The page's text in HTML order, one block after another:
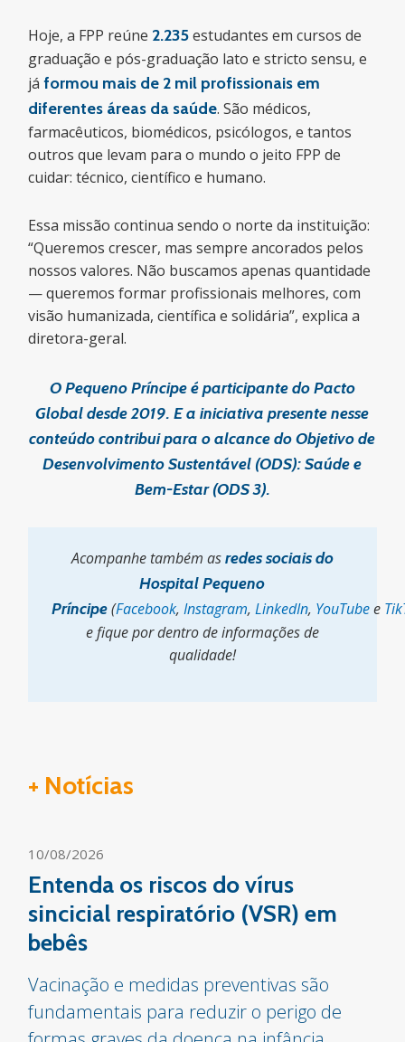
Hoje, a FPP reúne 2.235estudantes em cursos de
graduação e pós-graduação lato e stricto sensu, e
jáformou mais de 2 mil profissionais em
diferentes áreas da saúde. São médicos,
farmacêuticos, biomédicos, psicólogos, e tantos
outros que levam para o mundo o jeito FPP de
cuidar: técnico, científico e humano.
Essa missão continua sendo o norte da instituição:
“Queremos crescer, mas sempre ancorados pelos
nossos valores. Não buscamos apenas quantidade
— queremos formar profissionais melhores, com
visão humanizada, científica e solidária”, explica a
diretora-geral.
O Pequeno Príncipe é participante do Pacto
Global desde 2019. E a iniciativa presente nesse
conteúdo contribui para o alcance do Objetivo de
Desenvolvimento Sustentável (ODS): Saúde e
Bem-Estar (ODS 3).
Acompanhe também asredes sociais do
Hospital Pequeno
Príncipe(Facebook,Instagram,LinkedIn, YouTubee
e fique por dentro de informações de
qualidade!
+ Notícias
10/08/2026
Entenda os riscos do vírus
sincicial respiratório (VSR) em
bebês
Vacinação e medidas preventivas são
fundamentais para reduzir o perigo de